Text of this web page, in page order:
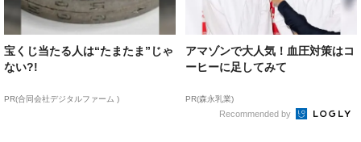
宝くじ当たる人は“たまたま”じゃ
ない?!
PR(合同会社デジタルファーム )
アマゾンで大人気！血圧対策はコ
ーヒーに足してみて
PR(森永乳業)
Recommended by